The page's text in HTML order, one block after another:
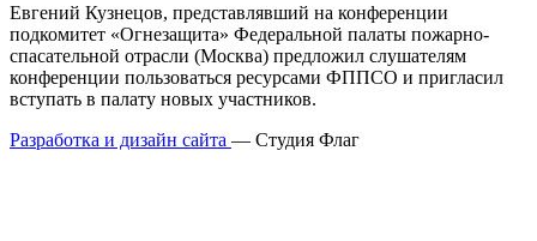
Евгений Кузнецов, представлявший на конференции
подкомитет «Огнезащита» Федеральной палаты пожарно-
спасательной отрасли (Москва) предложил слушателям
конференции пользоваться ресурсами ФППСО и пригласил
вступать в палату новых участников.
Разработка и дизайн сайта — Студия Флаг